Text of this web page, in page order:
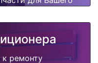
к ремонту